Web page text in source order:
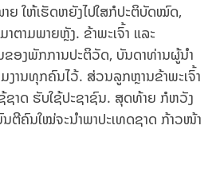
ໃຫ້ເຮັດຫຍັງໄປໃສກໍປະຕິບັດໝົດ,
າມພາຍຫຼັງ. ຂ້າພະເຈົ້າ ແລະ
ອງພັກການປະຕິວັດ, ບັນດາທ່ານຜູ້ນຳ
ານທຸກຄົນໄວ້. ສ່ວນລູກຫຼານຂ້າພະເຈົ້າ
າດ ຮັບໃຊ້ປະຊາຊົນ. ສຸດທ້າຍ ກໍຫວັງ
ນຕີຄົນໃໝ່ຈະນຳພາປະເທດຊາດ ກ້າວໜ້າ